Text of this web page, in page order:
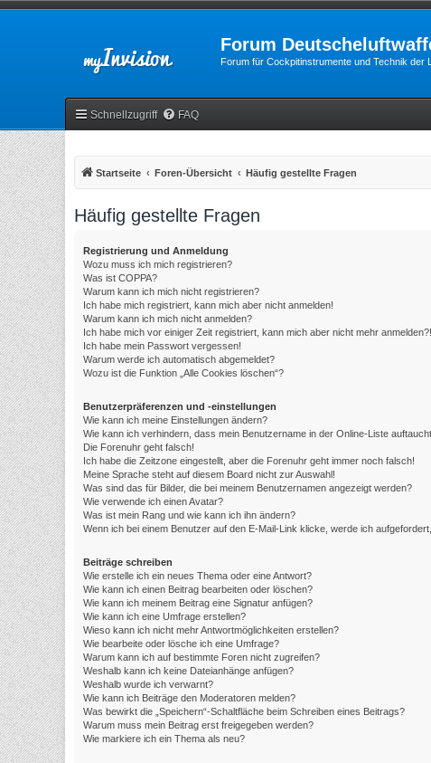
Forum
Forum für Cockpitinstrumente und Technik der
Schnellzugriff FAQ
Startseite Foren-Übersicht Häufig gestellte Fragen
Häufig gestellte Fragen
Registrierung und Anmeldung
Wozu muss ich mich registrieren?
Was ist COPPA?
Warum kann ich mich nicht registrieren?
Ich habe mich registriert, kann mich aber nicht anmelden!
Warum kann ich mich nicht anmelden?
Ich habe mich vor einiger Zeit registriert, kann mich aber nicht mehr anmelden?!
Ich habe mein Passwort vergessen!
Warum werde ich automatisch abgemeldet?
Wozu ist die Funktion „Alle Cookies löschen“?
Benutzerpräferenzen und -einstellungen
Wie kann ich meine Einstellungen ändern?
Wie kann ich verhindern, dass mein Benutzername in der Online-Liste
Die Forenuhr geht falsch!
Ich habe die Zeitzone eingestellt, aber die Forenuhr geht immer noch falsch!
Meine Sprache steht auf diesem Board nicht zur Auswahl!
Was sind das für Bilder, die bei meinem Benutzernamen angezeigt werden?
Wie verwende ich einen Avatar?
Was ist mein Rang und wie kann ich ihn ändern?
Wenn ich bei einem Benutzer auf den E-Mail-Link klicke, werde ich
Beiträge schreiben
Wie erstelle ich ein neues Thema oder eine Antwort?
Wie kann ich einen Beitrag bearbeiten oder löschen?
Wie kann ich meinem Beitrag eine Signatur anfügen?
Wie kann ich eine Umfrage erstellen?
Wieso kann ich nicht mehr Antwortmöglichkeiten erstellen?
Wie bearbeite oder lösche ich eine Umfrage?
Warum kann ich auf bestimmte Foren nicht zugreifen?
Weshalb kann ich keine Dateianhänge anfügen?
Weshalb wurde ich verwarnt?
Wie kann ich Beiträge den Moderatoren melden?
Was bewirkt die „Speichern“-Schaltfläche beim Schreiben eines Beitrags?
Warum muss mein Beitrag erst freigegeben werden?
Wie markiere ich ein Thema als neu?